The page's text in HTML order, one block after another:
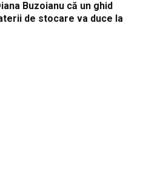
Buzoianu că un ghid
de stocare va duce la